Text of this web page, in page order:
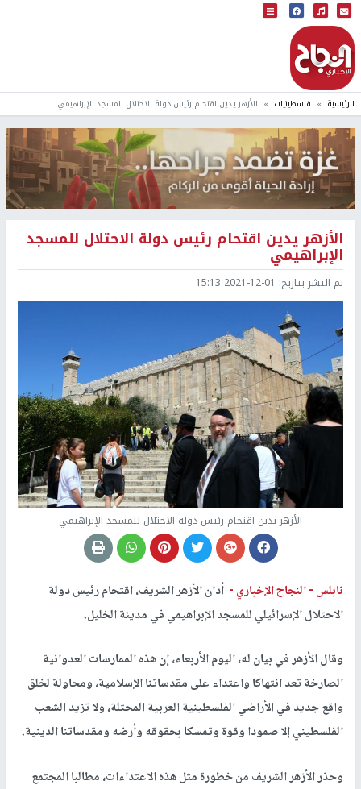
البث المباشر
إذاعة النجاح
الرئيسية فلسطينيات الأزهر يدين اقتحام رئيس دولة الاحتلال للمسجد الإبراهيمي
الأزهر يدين اقتحام رئيس دولة الاحتلال للمسجد
الإبراهيمي
تم النشر بتاريخ: 2021-12-01 15:13
الأزهر يدين اقتحام رئيس دولة الاحتلال للمسجد الإبراهيمي
نابلس -النجاح الإخباري - أدان الأزهر الشريف، اقتحام رئيس دولة
الاحتلال الإسرائيلي للمسجد الإبراهيمي في مدينة الخليل.
وقال الأزهر في بيان له، اليوم الأربعاء، إن هذه الممارسات العدوانية
الصارخة تعد انتهاكا واعتداء على مقدساتنا الإسلامية، ومحاولة لخلق
واقع جديد في الأراضي الفلسطينية العربية المحتلة، ولا تزيد الشعب
الفلسطيني إلا صمودا وقوة وتمسكا بحقوقه وأرضه ومقدساتنا الدينية.
وحذر الأزهر الشريف من خطورة مثل هذه الاعتداءات، مطالبا المجتمع